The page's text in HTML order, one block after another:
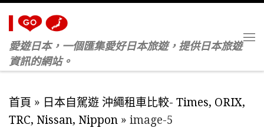
Skip to content
愛遊日本，一個匯集愛好日本旅遊，提供日本旅遊
資訊的網站。
首頁 » 日本自駕遊 沖繩租車比較- Times, ORIX,
TRC, Nissan, Nippon » image-5